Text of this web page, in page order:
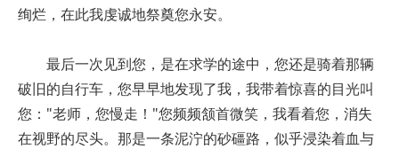
绚烂，在此我虔诚地祭奠您永安。
最后一次见到您，是在求学的途中，您还是骑着那辆
破旧的自行车，您早早地发现了我，我带着惊喜的目光叫
您："老师，您慢走！"您频频颔首微笑，我看着您，消失
在视野的尽头。那是一条泥泞的砂礓路，似乎浸染着血与